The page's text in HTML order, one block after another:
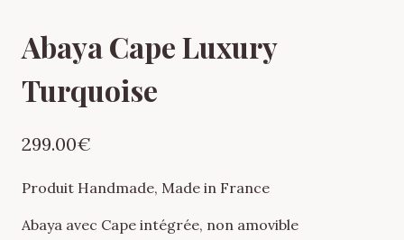
Abaya Cape Luxury
Turquoise
299.00€
Produit Handmade, Made in France
Abaya avec Cape intégrée, non amovible